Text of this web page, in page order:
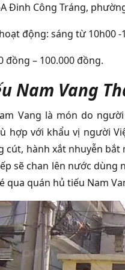
Đinh Công Tráng,
động: sáng từ 10h00 -
đồng – 100.000 đồng.
Nam Vang
Vang là món do
hợp với khẩu vị người
cút, hành xắt nhuyễn bắt
sẽ chan lên nước
qua quán hủ tiếu Nam